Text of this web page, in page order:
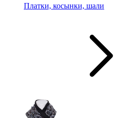
Платки, косынки, шали